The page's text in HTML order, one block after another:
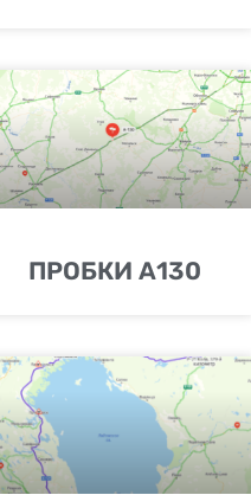
ПРОБКИ А130